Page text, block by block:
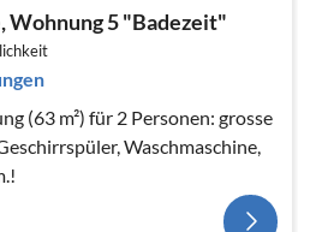
Wohnung 5 "Badezeit"
(63 m²) für 2 Personen: grosse
Waschmaschine,